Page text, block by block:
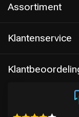
Assortiment
Klantenservice